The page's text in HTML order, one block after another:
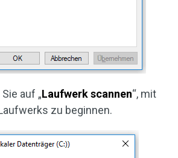
auf „Laufwerk scannen“, mit
zu beginnen.